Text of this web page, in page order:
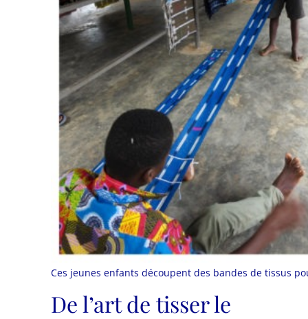
Ces jeunes enfants découpent des bandes de tissus
De l’art de tisser le